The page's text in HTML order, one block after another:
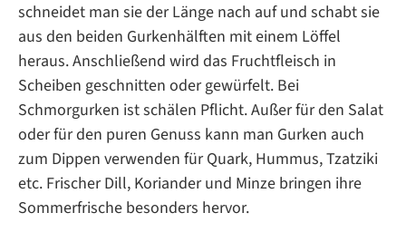
schneidet man sie der Länge nach auf und schabt sie
aus den beiden Gurkenhälften mit einem Löffel
heraus. Anschließend wird das Fruchtfleisch in
Scheiben geschnitten oder gewürfelt. Bei
Schmorgurken ist schälen Pflicht. Außer für den Salat
oder für den puren Genuss kann man Gurken auch
zum Dippen verwenden für Quark, Hummus, Tzatziki
etc. Frischer Dill, Koriander und Minze bringen ihre
Sommerfrische besonders hervor.